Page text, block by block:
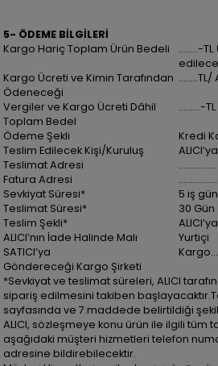
5- ÖDEME BİLGİLERİ
Kargo Hariç Toplam Ürün Bedeli
……..-TL
Kargo Ücreti ve Kimin Tarafından
Ödeneceği
……..TL/
Vergiler ve Kargo Ücreti Dâhil
Toplam Bedel
………-TL
Ödeme Şekli
Kredi
Teslim Edilecek Kişi/Kuruluş
Teslimat Adresi
Fatura Adresi
Sevkiyat Süresi*
5 iş
Teslimat Süresi*
30 Gün
Teslim Şekli*
ALICI’nın İade Halinde Malı
SATICI’ya
Göndereceği Kargo Şirketi
Yurtiçi
*Sevkiyat ve teslimat süreleri, ALICI
sipariş edilmesini takiben
sayfasında ve 7.maddede belirtildiği
ALICI, sözleşmeye konu ürün ile ilgili tüm
aşağıdaki müşteri hizmetleri telefon
adresine bildirebilecektir.